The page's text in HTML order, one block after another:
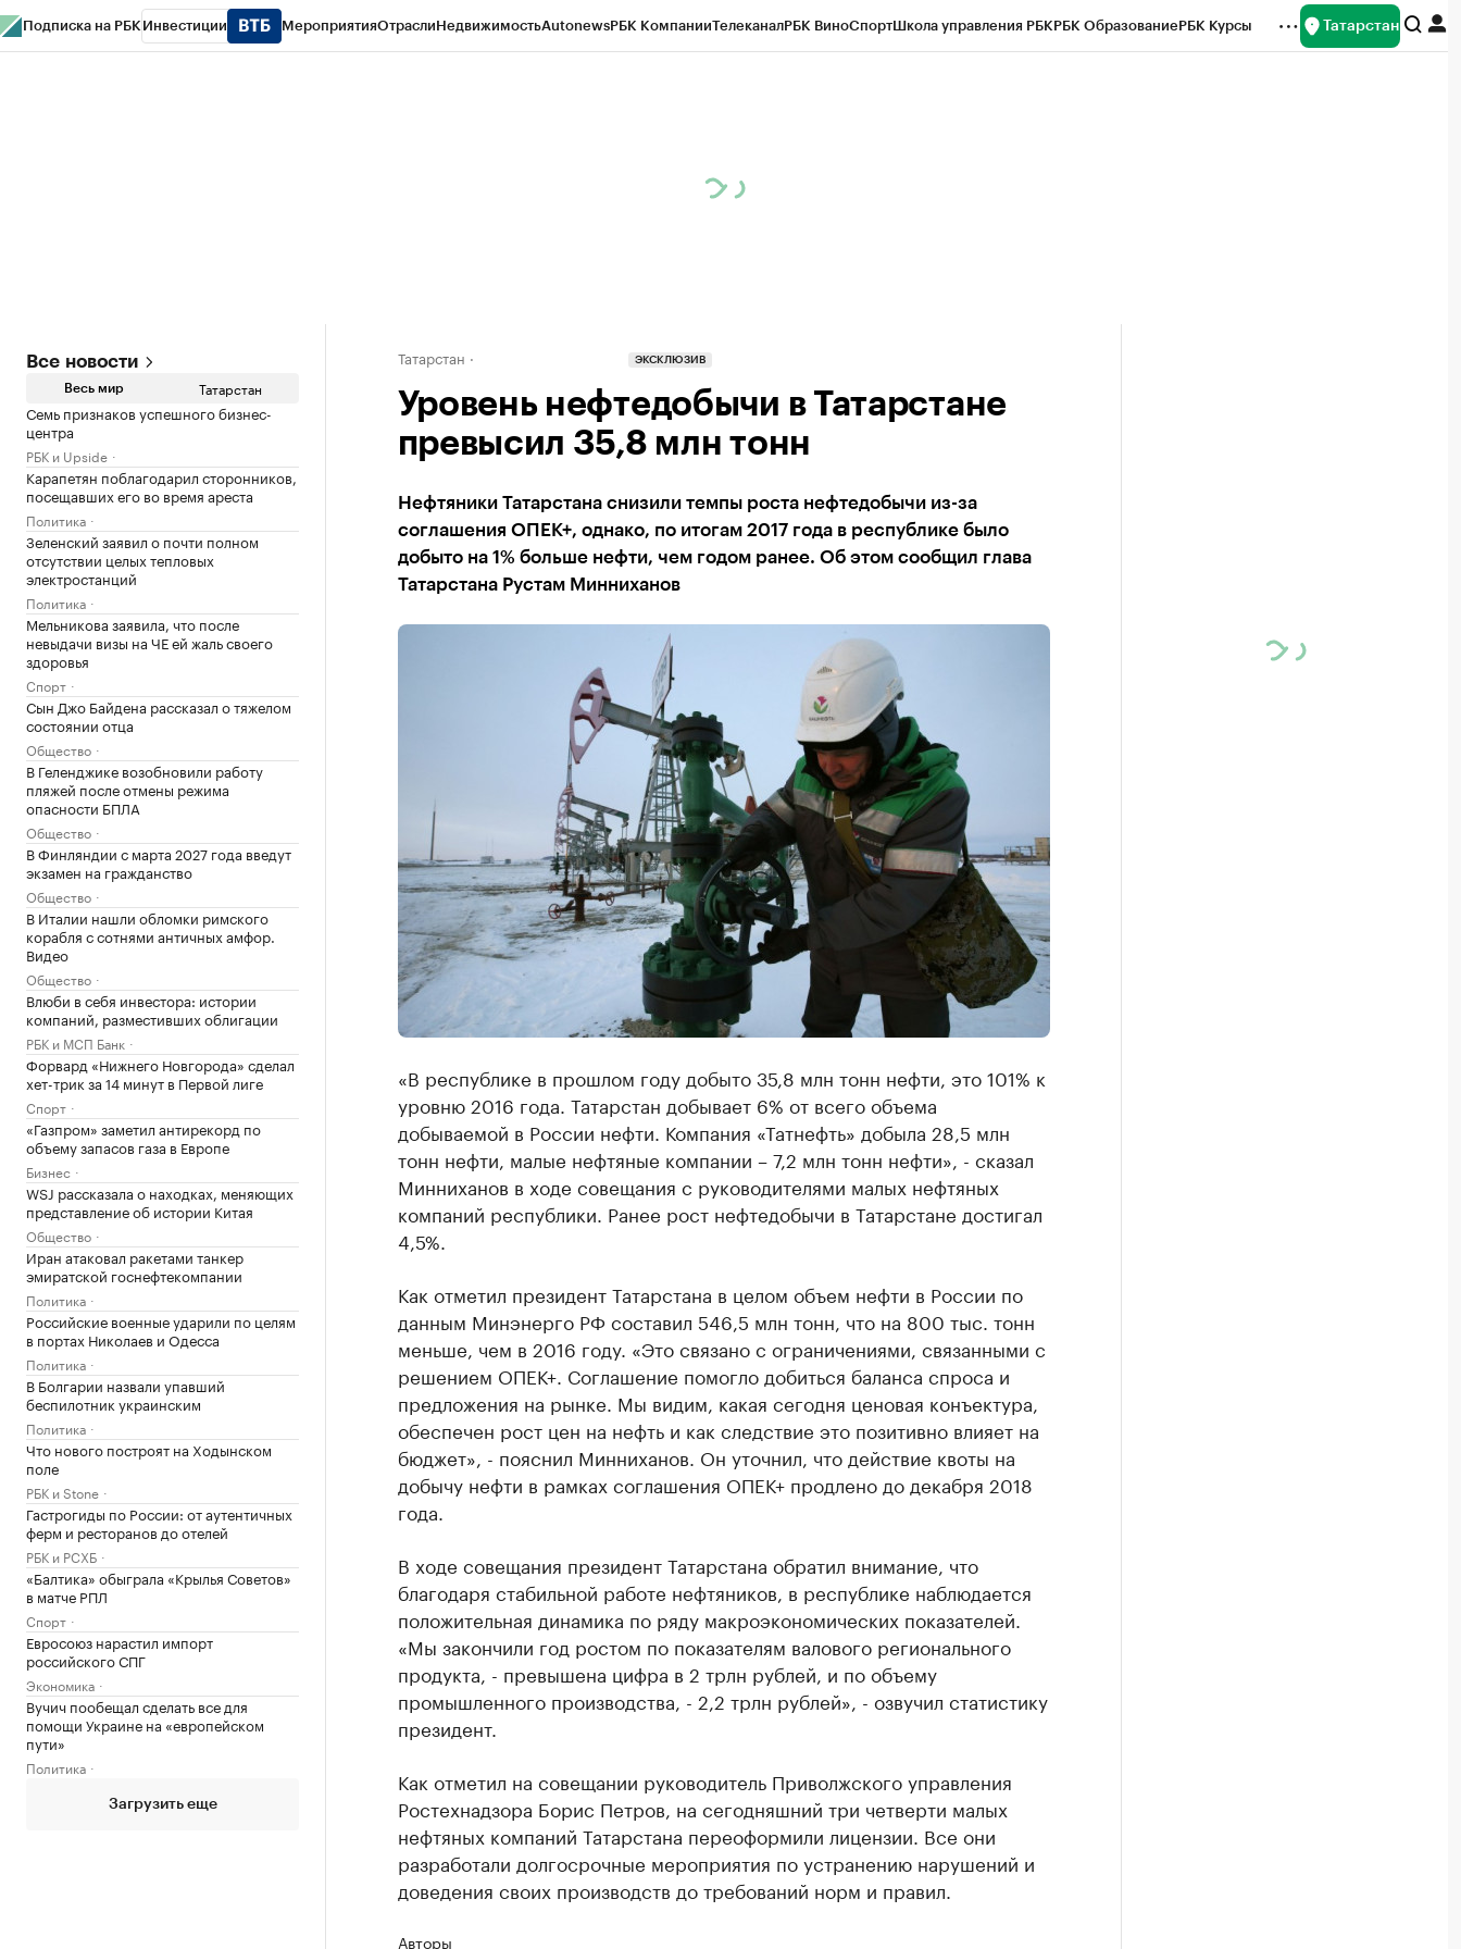
Подписка на РБК Инвестиции МероприятияОтраслиНедвижимостьAutonewsРБК КомпанииТелеканалРБК ВиноСпортШкола управления РБКРБК ОбразованиеРБК Курсы Татарстан
Все новости
Весь мир Татарстан
Семь признаков успешного бизнес-
центра
РБК и Upside
Карапетян поблагодарил сторонников,
посещавших его во время ареста
Политика
Зеленский заявил о почти полном
отсутствии целых тепловых
электростанций
Политика
Мельникова заявила, что после
невыдачи визы на ЧЕ ей жаль своего
здоровья
Спорт
Сын Джо Байдена рассказал о тяжелом
состоянии отца
Общество
В Геленджике возобновили работу
пляжей после отмены режима
опасности БПЛА
Общество
В Финляндии с марта 2027 года введут
экзамен на гражданство
Общество
В Италии нашли обломки римского
корабля с сотнями античных амфор.
Видео
Общество
Влюби в себя инвестора: истории
компаний, разместивших облигации
РБК и МСП Банк
Форвард «Нижнего Новгорода» сделал
хет-трик за 14 минут в Первой лиге
Спорт
«Газпром» заметил антирекорд по
объему запасов газа в Европе
Бизнес
WSJ рассказала о находках, меняющих
представление об истории Китая
Общество
Иран атаковал ракетами танкер
эмиратской госнефтекомпании
Политика
Российские военные ударили по целям
в портах Николаев и Одесса
Политика
В Болгарии назвали упавший
беспилотник украинским
Политика
Что нового построят на Ходынском
поле
РБК и Stone
Гастрогиды по России: от аутентичных
ферм и ресторанов до отелей
РБК и РСХБ
«Балтика» обыграла «Крылья Советов»
в матче РПЛ
Спорт
Евросоюз нарастил импорт
российского СПГ
Экономика
Вучич пообещал сделать все для
помощи Украине на «европейском
пути»
Политика
Загрузить еще
Татарстан ЭКСКЛЮЗИВ
Уровень нефтедобычи в Татарстане
превысил 35,8 млн тонн
Нефтяники Татарстана снизили темпы роста нефтедобычи из-за
соглашения ОПЕК+, однако, по итогам 2017 года в республике было
добыто на 1% больше нефти, чем годом ранее. Об этом сообщил глава
Татарстана Рустам Минниханов
«В республике в прошлом году добыто 35,8 млн тонн нефти, это 101% к
уровню 2016 года. Татарстан добывает 6% от всего объема
добываемой в России нефти. Компания «Татнефть» добыла 28,5 млн
тонн нефти, малые нефтяные компании – 7,2 млн тонн нефти», - сказал
Минниханов в ходе совещания с руководителями малых нефтяных
компаний республики. Ранее рост нефтедобычи в Татарстане достигал
4,5%.
Как отметил президент Татарстана в целом объем нефти в России по
данным Минэнерго РФ составил 546,5 млн тонн, что на 800 тыс. тонн
меньше, чем в 2016 году. «Это связано с ограничениями, связанными с
решением ОПЕК+. Соглашение помогло добиться баланса спроса и
предложения на рынке. Мы видим, какая сегодня ценовая конъектура,
обеспечен рост цен на нефть и как следствие это позитивно влияет на
бюджет», - пояснил Минниханов. Он уточнил, что действие квоты на
добычу нефти в рамках соглашения ОПЕК+ продлено до декабря 2018
года.
В ходе совещания президент Татарстана обратил внимание, что
благодаря стабильной работе нефтяников, в республике наблюдается
положительная динамика по ряду макроэкономических показателей.
«Мы закончили год ростом по показателям валового регионального
продукта, - превышена цифра в 2 трлн рублей, и по объему
промышленного производства, - 2,2 трлн рублей», - озвучил статистику
президент.
Как отметил на совещании руководитель Приволжского управления
Ростехнадзора Борис Петров, на сегодняшний три четверти малых
нефтяных компаний Татарстана переоформили лицензии. Все они
разработали долгосрочные мероприятия по устранению нарушений и
доведения своих производств до требований норм и правил.
Авторы